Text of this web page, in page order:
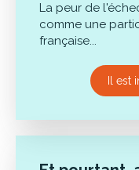
La peur de
comme une
française...
Il